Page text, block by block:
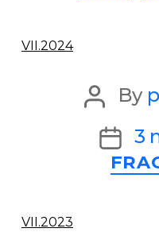
VII.2024
Post
author
By
Post
date
3
VII.2023